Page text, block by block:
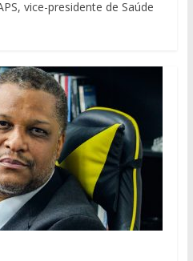
vice-presidente de Saúde